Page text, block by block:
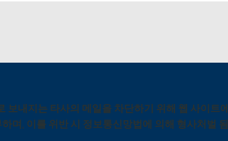
보내지는 타사의 메일을 차단하기 위해 웹 사이
며, 이를 위반 시 정보통신망법에 의해 형사처벌